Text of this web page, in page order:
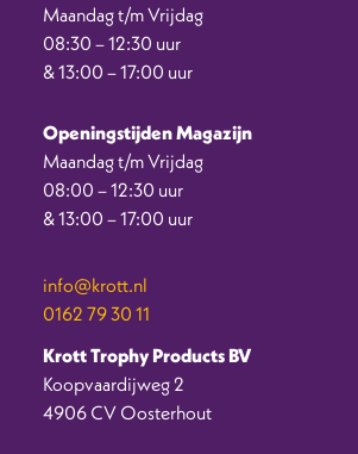
Maandag t/m Vrijdag
08:30 – 12:30 uur
& 13:00 – 17:00 uur
Openingstijden Magazijn
Maandag t/m Vrijdag
08:00 – 12:30 uur
& 13:00 – 17:00 uur
info@krott.nl
0162 79 30 11
Krott Trophy Products BV
Koopvaardijweg 2
4906 CV Oosterhout